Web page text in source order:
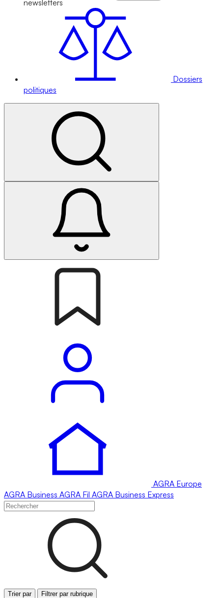
newsletters
Dossiers
politiques
AGRA Europe
AGRA Business AGRA Fil AGRA Business Express
Trier par Filtrer par rubrique